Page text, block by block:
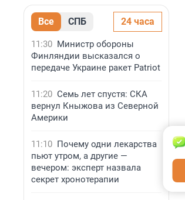
Все СПБ 24 часа
11:30 Министр обороны
Финляндии высказался о
передаче Украине ракет Patriot
11:20 Семь лет спустя: СКА
вернул Кныжова из Северной
Америки
11:10 Почему одни лекарства
пьют утром, а другие —
вечером: эксперт назвала
секрет хронотерапии